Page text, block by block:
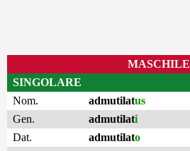
MASCHILE
SINGOLARE
Nom.
admutilatus
Gen.
admutilati
Dat.
admutilato